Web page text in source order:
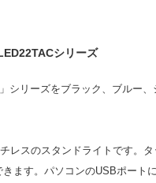
シリーズ
リーズをブラック、ブルー
レスのスタンドライトです。
ます。パソコンのUSBポート